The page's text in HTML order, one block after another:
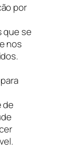
por
que se
nos
de